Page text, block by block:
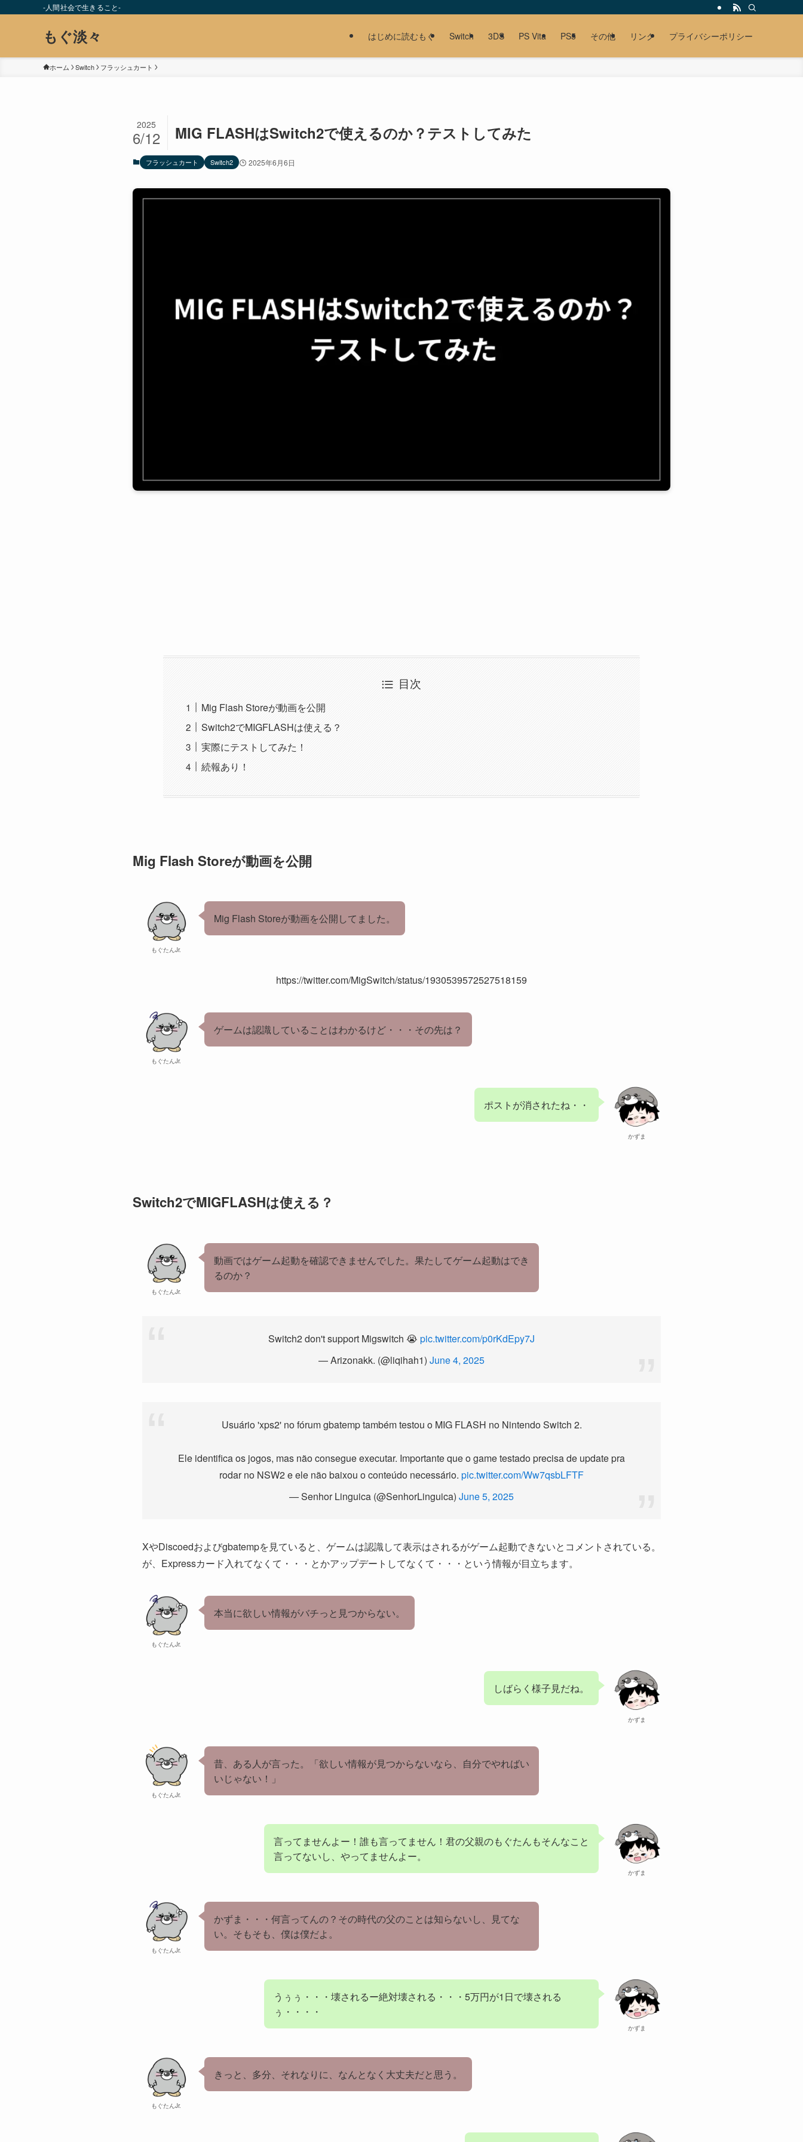
-人間社会で生きること-
もぐ淡々 はじめに読むもぐ Switch 3DS PS Vita PS5 その他 リンク プライバシーポリシー
ホーム Switch フラッシュカート
MIG FLASHはSwitch2で使えるのか？テストしてみた
2025
6/12
フラッシュカート Switch2 2025年6月6日
目次
Mig Flash Storeが動画を公開
Switch2でMIGFLASHは使える？
実際にテストしてみた！
続報あり！
Mig Flash Storeが動画を公開
もぐたんJr.
Mig Flash Storeが動画を公開してました。
https://twitter.com/MigSwitch/status/1930539572527518159
もぐたんJr.
ゲームは認識していることはわかるけど・・・その先は？
かずま
ポストが消されたね・・
Switch2でMIGFLASHは使える？
もぐたんJr.
動画ではゲーム起動を確認できませんでした。果たしてゲーム起動はでき
るのか？
Switch2 don't support Migswitch 😭 pic.twitter.com/p0rKdEpy7J
— Arizonakk. (@liqihah1) June 4, 2025
Usuário 'xps2' no fórum gbatemp também testou o MIG FLASH no Nintendo Switch 2.
Ele identifica os jogos, mas não consegue executar. Importante que o game testado precisa de update pra
rodar no NSW2 e ele não baixou o conteúdo necessário. pic.twitter.com/Ww7qsbLFTF
— Senhor Linguica (@SenhorLinguica) June 5, 2025
XやDiscoedおよびgbatempを見ていると、 ゲームは認識して表示はされるがゲーム起動できないとコメントされている。
が、Expressカード入れてなくて・・・とかアップデートしてなくて・・・という情報が目立ちます。
もぐたんJr.
本当に欲しい情報がバチっと見つからない。
かずま
しばらく様子見だね。
もぐたんJr.
昔、ある人が言った。「欲しい情報が見つからないなら、自分でやればい
いじゃない！」
かずま
言ってませんよー！誰も言ってません！君の父親のもぐたんもそんなこと
言ってないし、やってませんよー。
もぐたんJr.
かずま・・・何言ってんの？その時代の父のことは知らないし、見てな
い。そもそも、僕は僕だよ。
かずま
うぅぅ・・・壊されるー絶対壊される・・・5万円が1日で壊される
ぅ・・・・
もぐたんJr.
きっと、多分、それなりに、なんとなく大丈夫だと思う。